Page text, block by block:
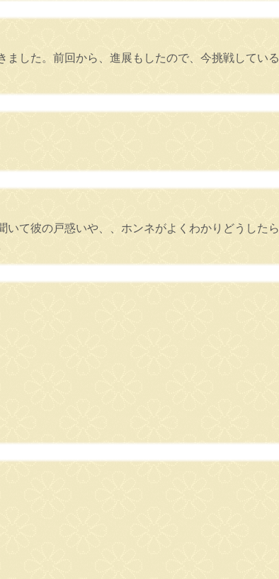
した。前回から、進展もしたので、今挑戦してい
て彼の戸惑いや、、ホンネがよくわかりどうした